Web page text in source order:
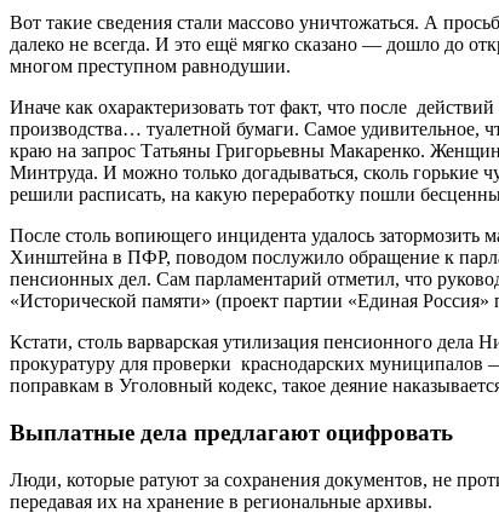
Вот такие сведения стали массово уничтожаться. А
далеко не всегда. И это ещё мягко сказано — дошло до
многом преступном равнодушии.
Иначе как охарактеризовать тот факт, что после
производства… туалетной бумаги. Самое удивительное,
краю на запрос Татьяны Григорьевны Макаренко.
Минтруда. И можно только догадываться, сколь горькие
решили расписать, на какую переработку пошли
После столь вопиющего инцидента удалось
Хинштейна в ПФР, поводом послужило обращение к
пенсионных дел. Сам парламентарий отметил, что
«Исторической памяти» (проект партии «Единая
Кстати, столь варварская утилизация пенсионного
прокуратуру для проверки краснодарских
поправкам в Уголовный кодекс, такое деяние
Выплатные дела предлагают оцифровать
Люди, которые ратуют за сохранения документов, не
передавая их на хранение в региональные архивы.